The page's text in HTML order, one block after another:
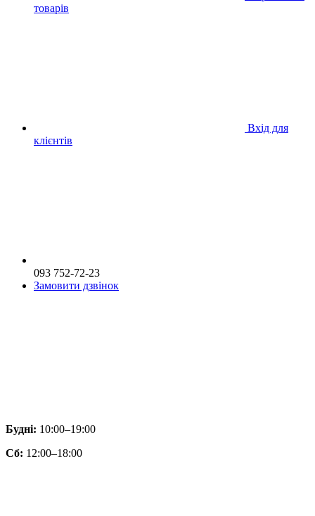
товарів
Вхід для
клієнтів
093 752-72-23
Замовити дзвінок
Будні: 10:00–19:00
Сб: 12:00–18:00